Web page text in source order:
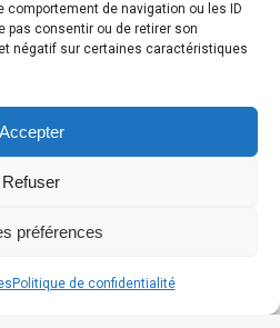
de navigation ou les ID
pas consentir ou de retirer son
négatif sur certaines caractéristiques
Accepter
Refuser
préférences
Politique de confidentialité
: